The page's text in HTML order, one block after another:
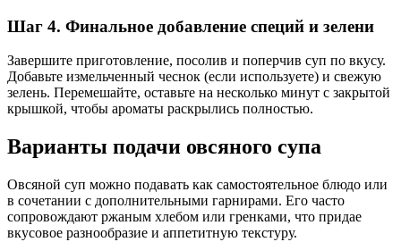
Шаг 4. Финальное добавление специй и зелени
Завершите приготовление, посолив и поперчив суп по вкусу.
Добавьте измельченный чеснок (если используете) и свежую
зелень. Перемешайте, оставьте на несколько минут с закрытой
крышкой, чтобы ароматы раскрылись полностью.
Варианты подачи овсяного супа
Овсяной суп можно подавать как самостоятельное блюдо или
в сочетании с дополнительными гарнирами. Его часто
сопровождают ржаным хлебом или гренками, что придае
вкусовое разнообразие и аппетитную текстуру.